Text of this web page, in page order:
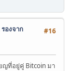
#16
องจาก
ญที่อยู่คู่ Bitcoin มา